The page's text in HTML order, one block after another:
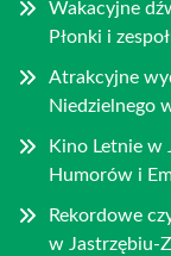
Wakacyjne
Płonki i
Atrakcyjne
Niedzielnego
Kino Letnie w
Humorów i
Rekordowe
w Jastrzębiu-